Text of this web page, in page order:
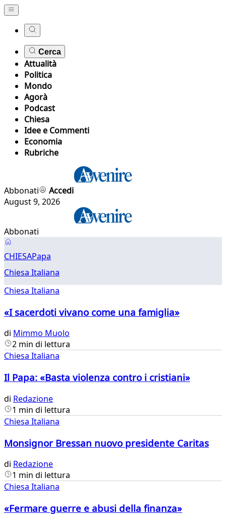
Cerca
Attualità
Politica
Mondo
Agorà
Podcast
Chiesa
Idee e Commenti
Economia
Rubriche
Abbonati
Accedi
August 9, 2026
Abbonati
Chiesa
CHIESAPapa
Chiesa Italiana
Chiesa Italiana
«I sacerdoti vivano come una famiglia»
di Mimmo Muolo
2 min di lettura
Chiesa Italiana
Il Papa: «Basta violenza contro i cristiani»
di Redazione
1 min di lettura
Chiesa Italiana
Monsignor Bressan nuovo presidente Caritas
di Redazione
1 min di lettura
Chiesa Italiana
«Fermare guerre e abusi della finanza»